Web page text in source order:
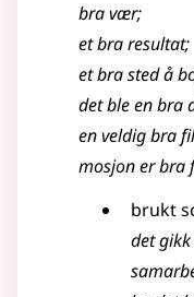
bravær;
et bra resultat;
et bra sted å
det ble en bra
en veldigbra
mosjon erbra
brukt
det